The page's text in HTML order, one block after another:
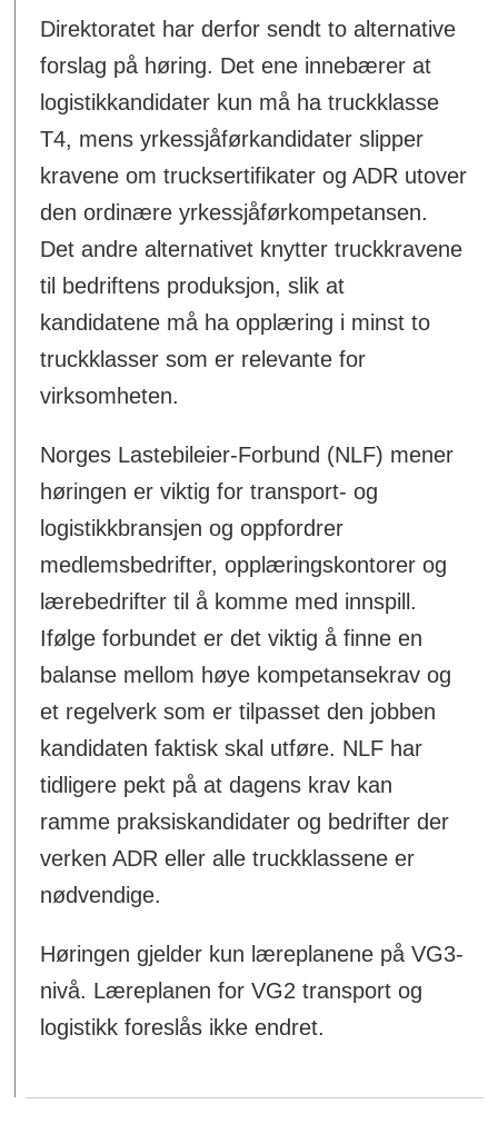
Direktoratet har derfor sendt to alternative
forslag på høring. Det ene innebærer at
logistikkandidater kun må ha truckklasse
T4, mens yrkessjåførkandidater slipper
kravene om trucksertifikater og ADR utover
den ordinære yrkessjåførkompetansen.
Det andre alternativet knytter truckkravene
til bedriftens produksjon, slik at
kandidatene må ha opplæring i minst to
truckklasser som er relevante for
virksomheten.
Norges Lastebileier-Forbund (NLF) mener
høringen er viktig for transport- og
logistikkbransjen og oppfordrer
medlemsbedrifter, opplæringskontorer og
lærebedrifter til å komme med innspill.
Ifølge forbundet er det viktig å finne en
balanse mellom høye kompetansekrav og
et regelverk som er tilpasset den jobben
kandidaten faktisk skal utføre. NLF har
tidligere pekt på at dagens krav kan
ramme praksiskandidater og bedrifter der
verken ADR eller alle truckklassene er
nødvendige.
Høringen gjelder kun læreplanene på VG3-
nivå. Læreplanen for VG2 transport og
logistikk foreslås ikke endret.